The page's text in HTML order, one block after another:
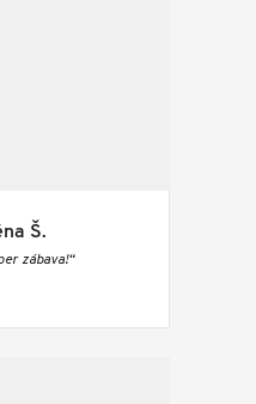
Š.
zábava!“